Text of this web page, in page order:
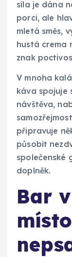
síla je dána
porci, ale
mletá směs,
hustá crema
znak
V mnoha
káva spojuje
návštěva,
připravuje
působit
společenské
doplněk.
Bar